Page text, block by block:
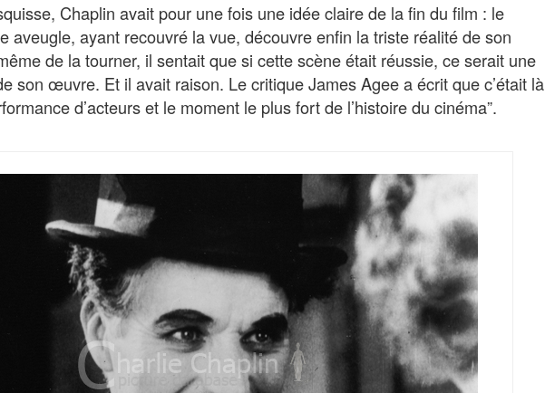
Chaplin avait pour une fois une idée claire de la fin du film : le
aveugle, ayant recouvré la vue, découvre enfin la triste réalité de son
de la tourner, il sentait que si cette scène était réussie, ce serait une
son œuvre. Et il avait raison. Le critique James Agee a écrit que c’était là
d’acteurs et le moment le plus fort de l’histoire du cinéma”.